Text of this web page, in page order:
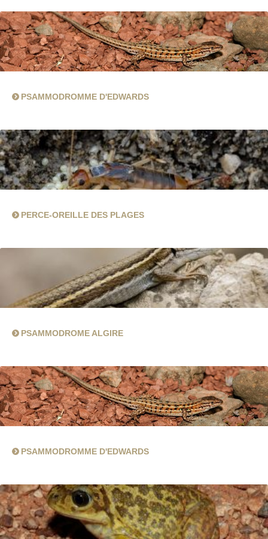
PSAMMODROMME D'EDWARDS
PERCE-OREILLE DES PLAGES
PSAMMODROME ALGIRE
PSAMMODROMME D'EDWARDS